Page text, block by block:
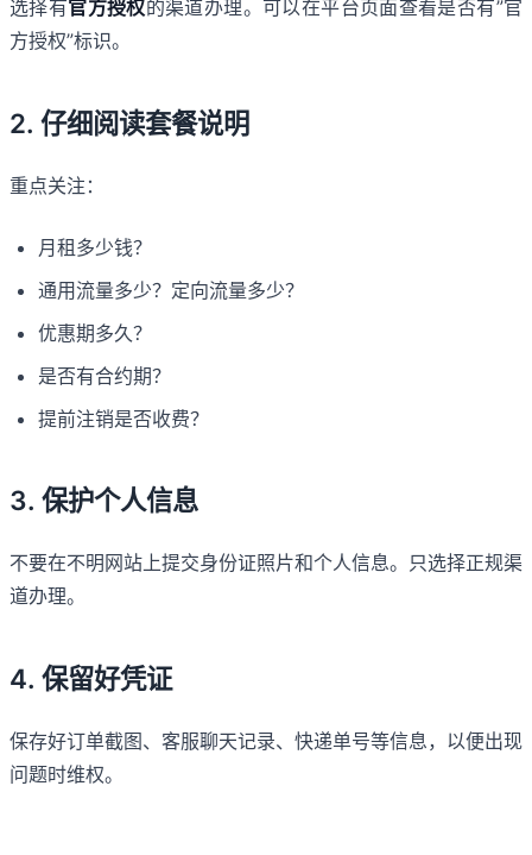
选择有官方授权的渠道办理。可以在平台页面查看是否有”官
方授权”标识。
2. 仔细阅读套餐说明
重点关注：
月租多少钱？
通用流量多少？定向流量多少？
优惠期多久？
是否有合约期？
提前注销是否收费？
3. 保护个人信息
不要在不明网站上提交身份证照片和个人信息。只选择正规渠
道办理。
4. 保留好凭证
保存好订单截图、客服聊天记录、快递单号等信息，以便出现
问题时维权。